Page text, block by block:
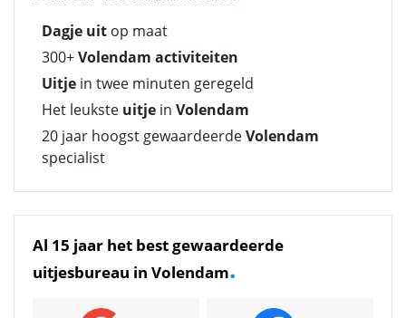
Dagje uit op maat
300+Volendam activiteiten
Uitje in twee minuten geregeld
Het leukste uitje in Volendam
20 jaar hoogst gewaardeerdeVolendam
specialist
Al 15 jaar het best gewaardeerde
uitjesbureau in Volendam.